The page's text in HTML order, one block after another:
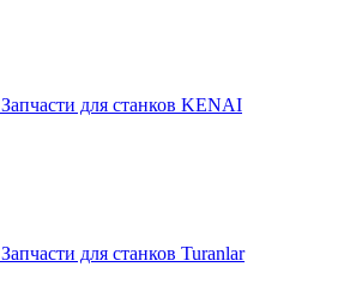
Запчасти для станков KENAI
Запчасти для станков Turanlar